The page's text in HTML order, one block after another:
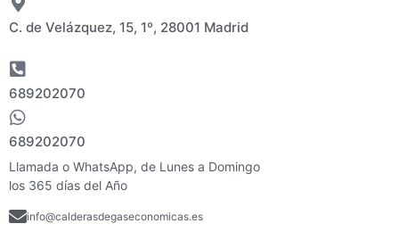
C. de Velázquez, 15, 1º, 28001 Madrid
689202070
689202070
Llamada o WhatsApp, de Lunes a Domingo
los 365 días del Año
info@calderasdegaseconomicas.es